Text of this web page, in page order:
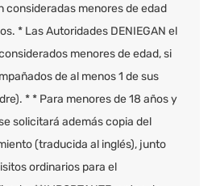
consideradas menores de edad
* Las Autoridades DENIEGAN el
menores de edad, si
de al menos 1 de sus
* * Para menores de 18 años y
solicitará además copia del
(traducida al inglés), junto
ordinarios para el